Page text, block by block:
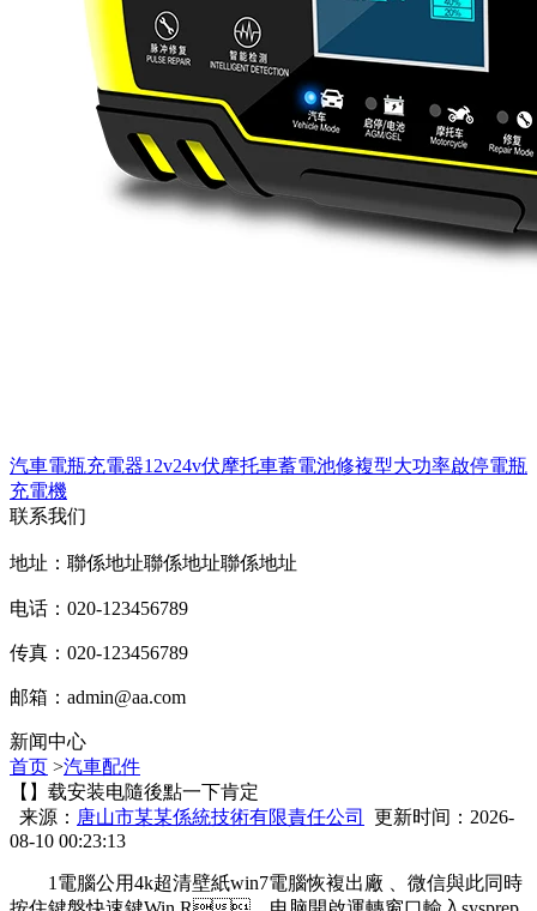
汽車電瓶充電器12v24v伏摩托車蓄電池修複型大功率啟停電瓶
充電機
联系我们
地址：聯係地址聯係地址聯係地址
电话：020-123456789
传真：020-123456789
邮箱： admin@aa.com
新闻中心
首页 >汽車配件
【】载安装电隨後點一下肯定
来源： 唐山市某某係統技術有限責任公司
更新时间：2026-
08-10 00:23:13
1電腦公用4k超清壁紙win7電腦恢複出廠 、微信與此同時